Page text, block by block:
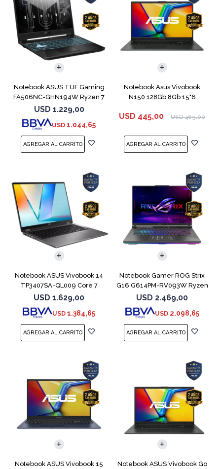
Notebook ASUS TUF Gaming
FA506NC-GHN194W Ryzen 7
7445HS 3050
USD 1.229,00
USD 1.044,65
COMPARAR
Notebook Asus Vivobook
N150 128Gb 8Gb 15"6
USD 445,00 USD 469,00
COMPARAR
Notebook ASUS Vivobook 14
TP3407SA-QL009 Core 7
256V 512GB
USD 1.629,00
USD 1.384,65
COMPARAR
Notebook Gamer ROG Strix
G16 G614PM-RV093W Ryzen
9 8940HX 1T
USD 2.469,00
USD 2.098,65
COMPARAR
Notebook ASUS Vivobook 15
COMPARAR
Notebook ASUS Vivobook Go
COMPARAR